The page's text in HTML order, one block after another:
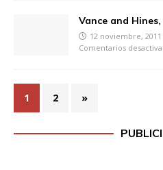
Vance and
12 noviembre, 2011
Comentarios
1 2 »